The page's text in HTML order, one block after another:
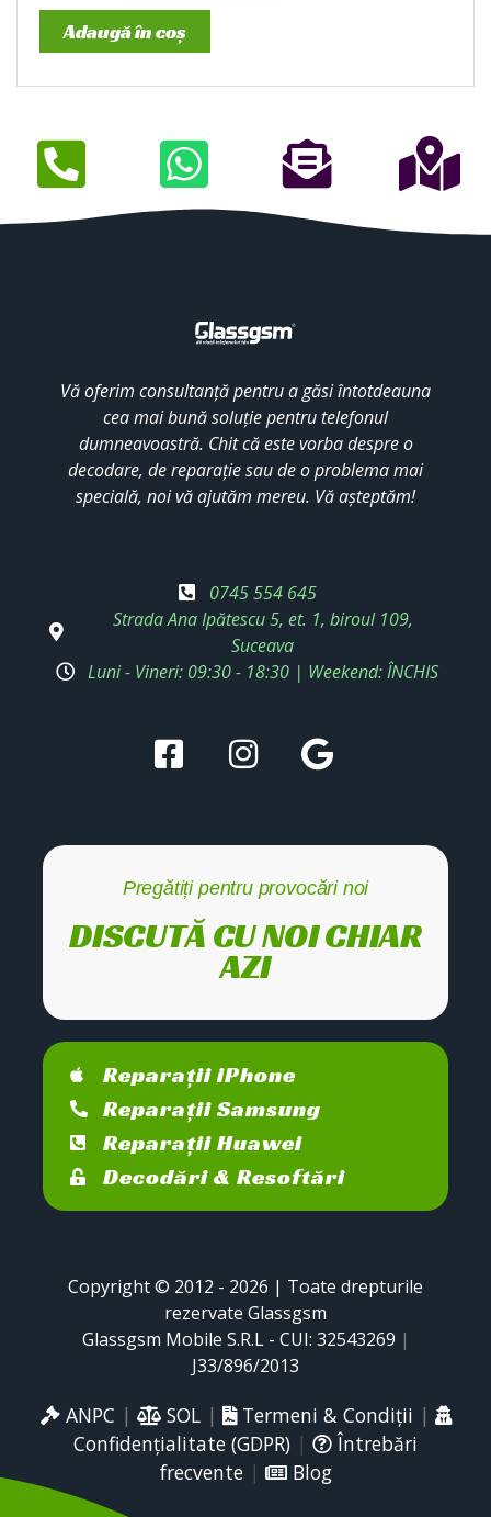
Adaugă în coș
Vă oferim consultanță pentru a găsi întotdeauna
cea mai bună soluție pentru telefonul
dumneavoastră. Chit că este vorba despre o
decodare, de reparație sau de o problema mai
specială, noi vă ajutăm mereu. Vă așteptăm!
0745 554 645
Strada Ana Ipătescu 5, et. 1, biroul 109,
Suceava
Luni - Vineri: 09:30 - 18:30 | Weekend: ÎNCHIS
Pregătiți pentru provocări noi
DISCUTĂ CU NOI CHIAR
AZI
Reparații iPhone
Reparații Samsung
Reparații Huawei
Decodări & Resoftări
Copyright © 2012 - 2026 | Toate drepturile
rezervate Glassgsm
Glassgsm Mobile S.R.L - CUI: 32543269 |
J33/896/2013
ANPC | SOL| Termeni & Condiții |
Confidențialitate (GDPR) |
Întrebări
frecvente| Blog